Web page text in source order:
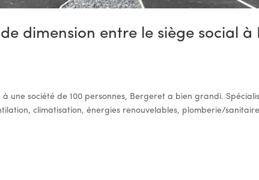
dimension entre le siège social à
une société de 100 personnes, Bergeret a bien grandi.
climatisation, énergies renouvelables, plomberie/